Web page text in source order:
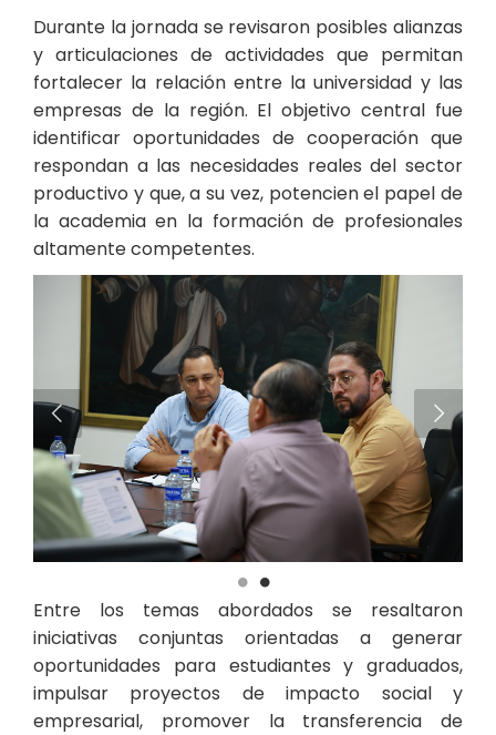
Durante la jornada se revisaron posibles alianzas
y articulaciones de actividades que permitan
fortalecer la relación entre la universidad y las
empresas de la región. El objetivo central fue
identificar oportunidades de cooperación que
respondan a las necesidades reales del sector
productivo y que, a su vez, potencien el papel de
la academia en la formación de profesionales
altamente competentes.
Entre los temas abordados se resaltaron
iniciativas conjuntas orientadas a generar
oportunidades para estudiantes y graduados,
impulsar proyectos de impacto social y
empresarial, promover la transferencia de